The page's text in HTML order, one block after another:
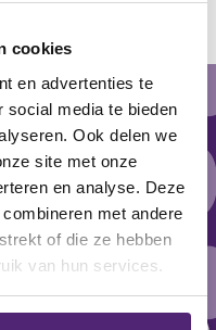
cookies
en advertenties te
social media te bieden
Ook delen we
site met onze
en analyse. Deze
met andere
of die ze hebben
van hun services.